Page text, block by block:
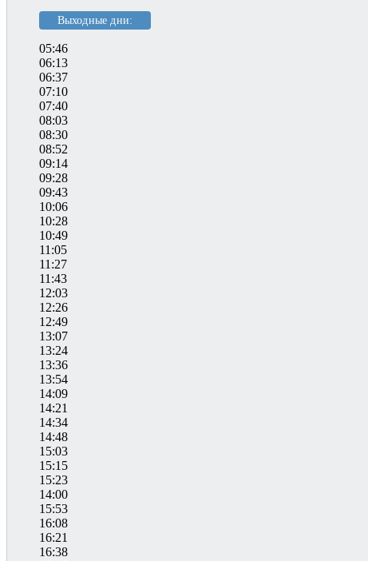
Выходные дни:
05:46
06:13
06:37
07:10
07:40
08:03
08:30
08:52
09:14
09:28
09:43
10:06
10:28
10:49
11:05
11:27
11:43
12:03
12:26
12:49
13:07
13:24
13:36
13:54
14:09
14:21
14:34
14:48
15:03
15:15
15:23
14:00
15:53
16:08
16:21
16:38